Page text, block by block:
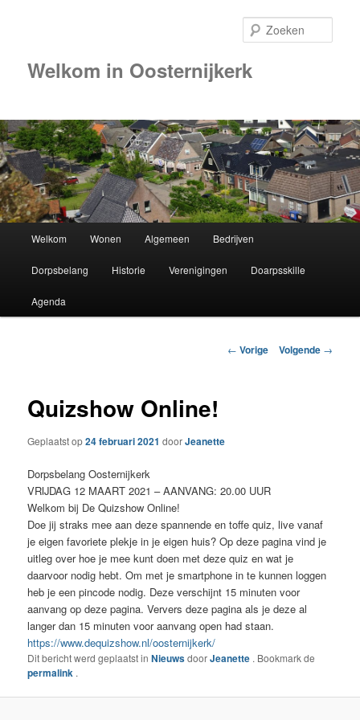
Welkom in Oosternijkerk
Spring
naar
de
Welkom Wonen Algemeen Bedrijven
Dorpsbelang Historie Verenigingen Doarpsskille
Agenda
Berichtnavigatie
← Vorige Volgende →
Quizshow Online!
Geplaatst op24 februari 2021 doorJeanette
Dorpsbelang Oosternijkerk
VRIJDAG 12 MAART 2021 – AANVANG: 20.00 UUR
Welkom bij De Quizshow Online!
Doe jij straks mee aan deze spannende en toffe quiz, live vanaf
je eigen favoriete plekje in je eigen huis? Op deze pagina vind je
uitleg over hoe je mee kunt doen met deze quiz en wat je
daarvoor nodig hebt. Om met je smartphone in te kunnen loggen
heb je een pincode nodig. Deze verschijnt 15 minuten voor
aanvang op deze pagina. Ververs deze pagina als je deze al
langer dan 15 minuten voor aanvang open had staan.
https://www.dequizshow.nl/oosternijkerk/
Dit bericht werd geplaatst inNieuwsdoorJeanette . Bookmark de
permalink .